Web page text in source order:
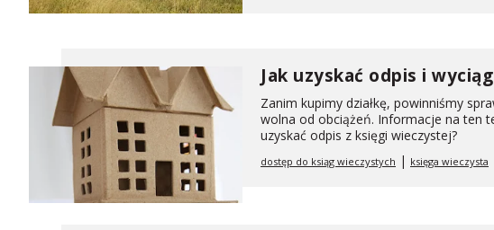
Jak uzyskać odpis i
Zanim kupimy działkę, powinniśmy
wolna od obciążeń. Informacje na ten
uzyskać odpis z księgi wieczystej?
dostęp do ksiąg wieczystych | księga wieczysta